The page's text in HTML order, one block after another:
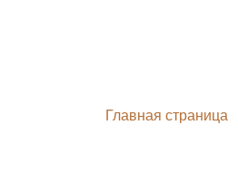
Главная страница